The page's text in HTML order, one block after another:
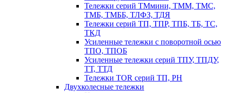
Тележки серий ТМмини, ТММ, ТМС,
ТМБ, ТМББ, ТЛФЗ, ТДЯ
Тележки серий ТП, ТПР, ТПБ, ТБ, ТС,
ТКД
Усиленные тележки с поворотной осью
ТПО, ТПОБ
Усиленные тележки серий ТПУ, ТПДУ,
ТТ, ТТД
Тележки TOR серий ТП, PH
Двухколесные тележки